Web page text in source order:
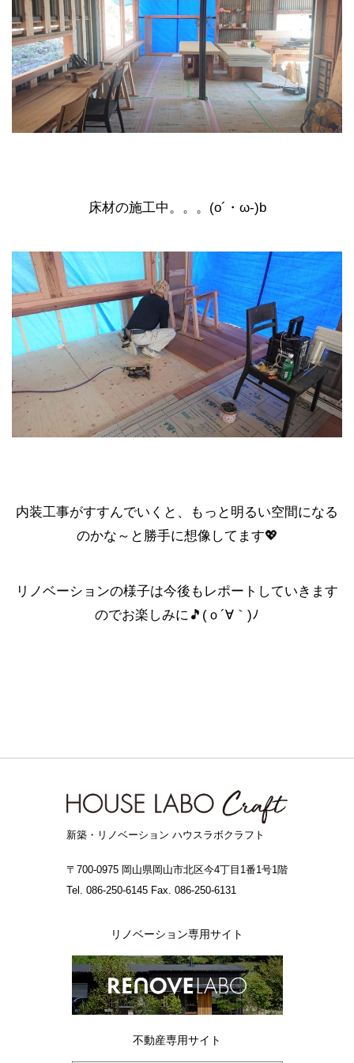
床材の施工中。。。(o´・ω-)b
内装工事がすすんでいくと、もっと明るい空間になる
のかな～と勝手に想像してます💖
リノベーションの様子は今後もレポートしていきます
のでお楽しみに🎵(ｏ´∀｀)ﾉ
新築・リノベーション ハウスラボクラフト
〒700-0975 岡山県岡山市北区今4丁目1番1号1階
Tel. 086-250-6145 Fax. 086-250-6131
リノベーション専用サイト
不動産専用サイト